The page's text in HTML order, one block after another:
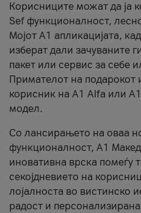
Корисниците можат да ја
Sef функционалност,
Мојот А1 апликацијата,
изберат дали зачуваните
пакет или сервис за себе
Примателот на подарокот
корисник на А1 Alfa или
модел.
Со лансирањето на оваа
функционалност, А1
иновативна врска помеѓу
секојдневието на
лојалноста во вистинско
радост и